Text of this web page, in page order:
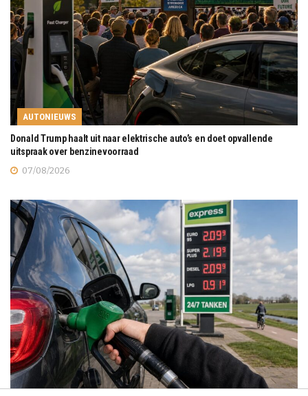
AUTONIEUWS
Donald Trump haalt uit naar elektrische auto’s en doet opvallende
uitspraak over benzinevoorraad
07/08/2026